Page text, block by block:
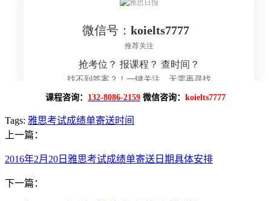
课程咨询： 132-8086-2159 微信咨询： koielts7777
Tags: 雅思考试成绩单寄送时间
上一篇：
2016年2月20日雅思考试成绩单寄送日期具体安排
下一篇：